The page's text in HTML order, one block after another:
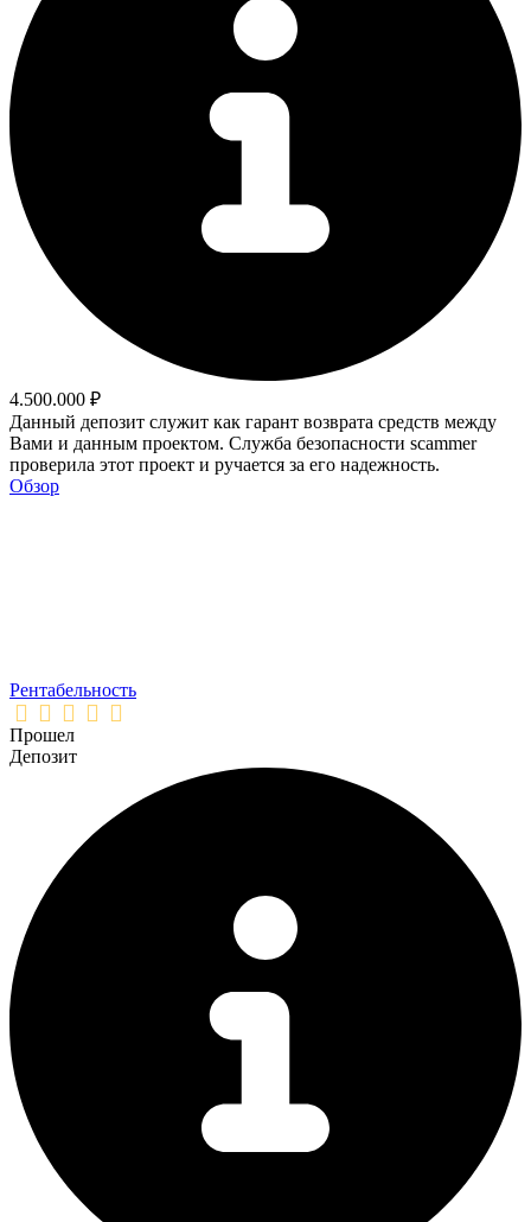
4.500.000 ₽
Данный депозит служит как гарант возврата средств между
Вами и данным проектом. Служба безопасности scammer
проверила этот проект и ручается за его надежность.
Обзор
Рентабельность
Прошел
Депозит